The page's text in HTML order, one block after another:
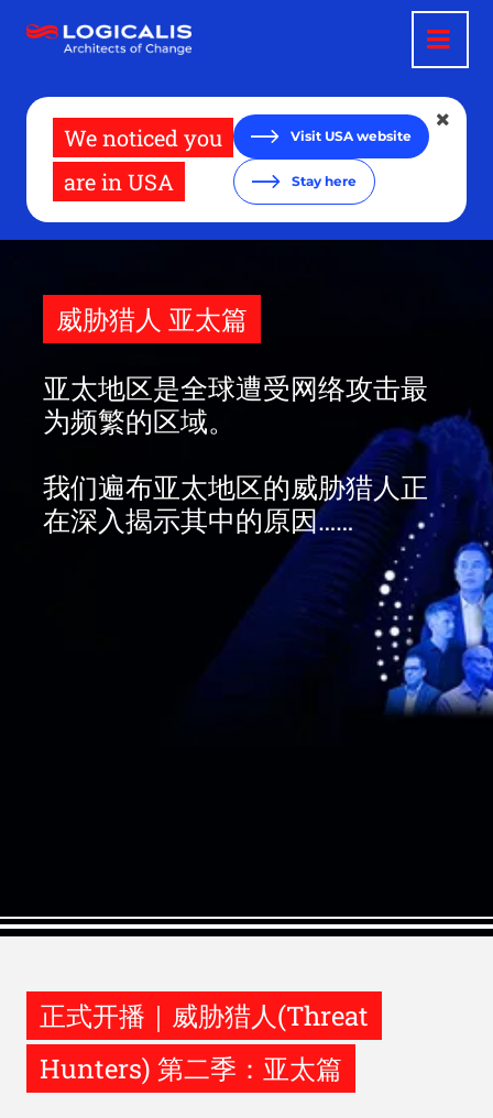
We noticed you
are in USA
Visit USA website
Stay here
威胁猎人 亚太篇
亚太地区是全球遭受网络攻击最
为频繁的区域。
我们遍布亚太地区的威胁猎人正
在深入揭示其中的原因……
正式开播｜威胁猎人(Threat
Hunters) 第二季：亚太篇